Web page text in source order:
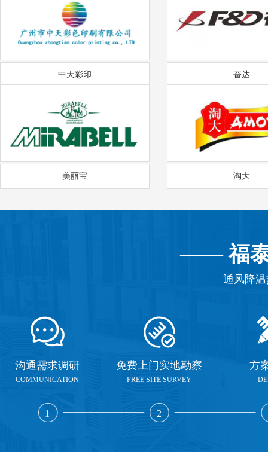
中天彩印 奋达
美丽宝 淘大
——福
通风降
沟通需求调研
COMMUNICATION
1
免费上门实地勘察
FREE SITE SURVEY
2
方